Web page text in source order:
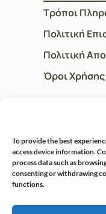
To provide the best
access device information.
process data such as
consenting or withdrawing
functions.
Τρόποι
Πολιτική
Πολιτική
Όροι Χρήσης
ΓΡΗΓΟΡOI
Ο
Η Ομάδα μας
Επικοινωνία